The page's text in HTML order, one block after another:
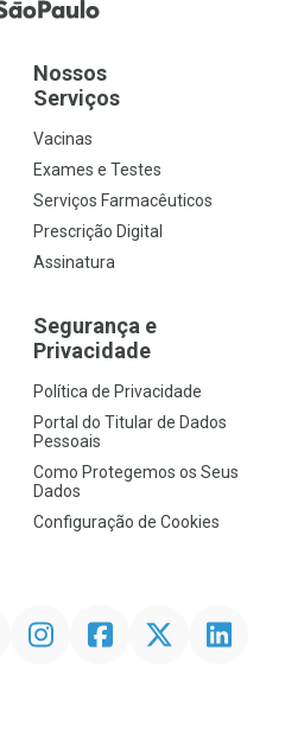
Nossos
Serviços
Vacinas
Exames e Testes
Serviços Farmacêuticos
Prescrição Digital
Assinatura
Segurança e
Privacidade
Política de Privacidade
Portal do Titular de Dados
Pessoais
Como Protegemos os Seus
Dados
Configuração de Cookies
InstagramFacebook Linkedin